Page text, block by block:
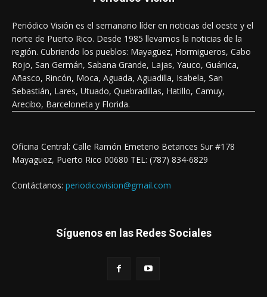
Periódico Visión es el semanario líder en noticias del oeste y el
norte de Puerto Rico. Desde 1985 llevamos la noticias de la
región. Cubriendo los pueblos: Mayagüez, Hormigueros, Cabo
Rojo, San Germán, Sabana Grande, Lajas, Yauco, Guánica,
Añasco, Rincón, Moca, Aguada, Aguadilla, Isabela, San
Sebastián, Lares, Utuado, Quebradillas, Hatillo, Camuy,
Arecibo, Barceloneta y Florida.
Oficina Central: Calle Ramón Emeterio Betances Sur #178
Mayaguez, Puerto Rico 00680 TEL: (787) 834-6829
Contáctanos: periodicovision@gmail.com
Síguenos en las Redes Sociales